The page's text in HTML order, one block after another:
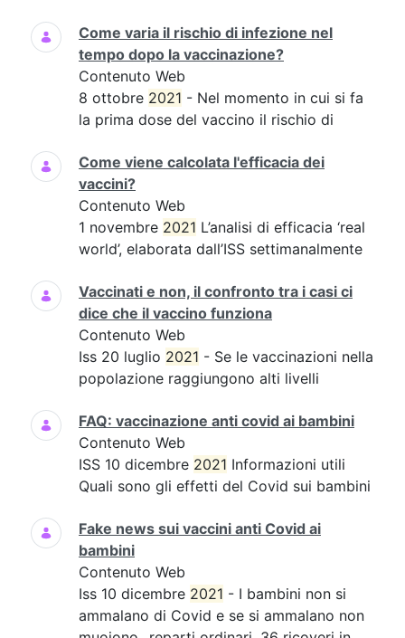
Come varia il rischio di infezione nel
tempo dopo la vaccinazione?
Contenuto Web
8 ottobre 2021 - Nel momento in cui si fa
la prima dose del vaccino il rischio di
Come viene calcolata l'efficacia dei
vaccini?
Contenuto Web
1 novembre 2021 L’analisi di efficacia ‘real
world’, elaborata dall’ISS settimanalmente
Vaccinati e non, il confronto tra i casi ci
dice che il vaccino funziona
Contenuto Web
Iss 20 luglio 2021 - Se le vaccinazioni nella
popolazione raggiungono alti livelli
FAQ: vaccinazione anti covid ai bambini
Contenuto Web
ISS 10 dicembre 2021 Informazioni utili
Quali sono gli effetti del Covid sui bambini
Fake news sui vaccini anti Covid ai
bambini
Contenuto Web
Iss 10 dicembre 2021 - I bambini non si
ammalano di Covid e se si ammalano non